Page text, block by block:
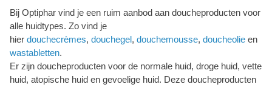
Bij Optiphar vind je een ruim aanbod aan doucheproducten voor
alle huidtypes. Zo vind je
hier douchecrèmes, douchegel, douchemousse, doucheolie en
wastabletten.
Er zijn doucheproducten voor de normale huid, droge huid, vette
huid, atopische huid en gevoelige huid. Deze doucheproducten